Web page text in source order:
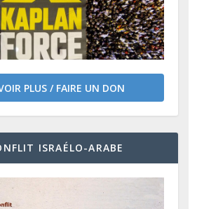
PLUS / FAIRE UN DON
ISRAÉLO-ARABE